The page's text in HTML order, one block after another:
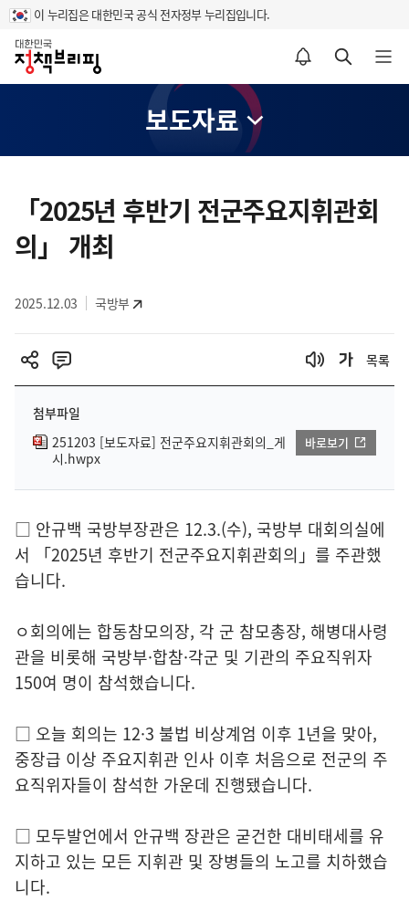
이 누리집은 대한민국 공식 전자정부 누리집입니다.
홈
알림설정 바로가기 검색 바로가기 메뉴 열기
보도자료
영
「2025년 후반기 전군주요지휘관회
의」 개최
2025.12.03 국방부
목록
첨부파일
251203 [보도자료] 전군주요지휘관회의_게
시.hwpx
바로보기
□ 안규백 국방부장관은 12.3.(수), 국방부 대회의실에
서 「2025년 후반기 전군주요지휘관회의」를 주관했
습니다.
ㅇ회의에는 합동참모의장, 각 군 참모총장, 해병대사령
관을 비롯해 국방부·합참·각군 및 기관의 주요직위자
150여 명이 참석했습니다.
□ 오늘 회의는 12·3 불법 비상계엄 이후 1년을 맞아,
중장급 이상 주요지휘관 인사 이후 처음으로 전군의 주
요직위자들이 참석한 가운데 진행됐습니다.
□ 모두발언에서 안규백 장관은 굳건한 대비태세를 유
지하고 있는 모든 지휘관 및 장병들의 노고를 치하했습
니다.